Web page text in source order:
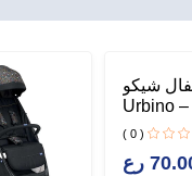
شيكو
Urbino –
( 0 )
رع